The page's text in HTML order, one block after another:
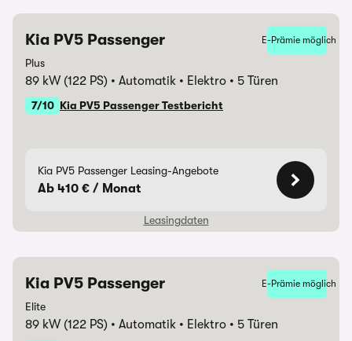
Laufzeit 36 Monate
Monatliche Rate 168,34 €
1.290,00 €
12.060,24 €
Hinweise &
6000€ Elektroförderung als
Sonderzahlung einkalkuliert!|
| KIA Finance, ein
Kia PV5 Passenger E-Prämie möglich
Plus
89 kW (122 PS) Automatik Elektro 5 Türen
7/10 Kia PV5 Passenger Testbericht
Kia PV5 Passenger Leasing-Angebote
Ab 410 € / Monat
Leasingdaten
Laufzeit 60 Monate
Monatliche Rate 410,00 €
Kia PV5 Passenger E-Prämie möglich
Elite
89 kW (122 PS) Automatik Elektro 5 Türen